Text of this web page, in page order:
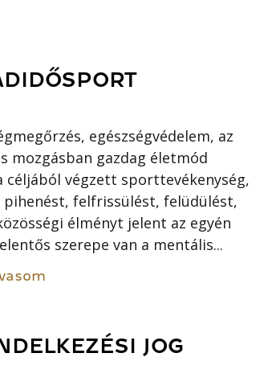
egészségvédelem, az
mozgásban gazdag életmód
céljából végzett sporttevékenység,
pihenést, felfrissülést, felüdülést,
élményt jelent az egyén
szerepe van a mentális...
JOG